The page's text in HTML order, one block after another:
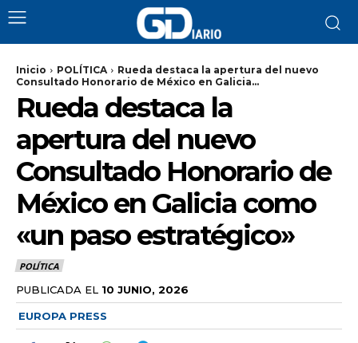
Inicio POLÍTICA
Rueda destaca la apertura del nuevo
Consultado Honorario de México en Galicia...
Rueda destaca la
apertura del nuevo
Consultado Honorario de
México en Galicia como
«un paso estratégico»
POLÍTICA
PUBLICADA EL 10 JUNIO, 2026
EUROPA PRESS